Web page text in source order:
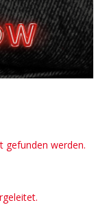
gefunden werden.